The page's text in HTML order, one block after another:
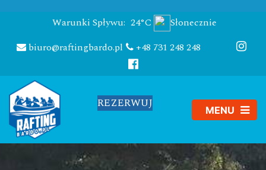
Warunki Spływu: 24°C
Słonecznie
biuro@raftingbardo.pl
+48 731 248 248
REZERWUJ